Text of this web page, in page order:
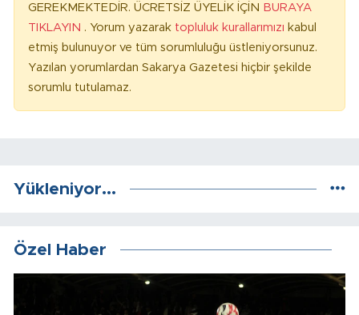
GEREKMEKTEDİR. ÜCRETSİZ ÜYELİK İÇİN BURAYA
TIKLAYIN . Yorum yazarak topluluk kurallarımızı kabul
etmiş bulunuyor ve tüm sorumluluğu üstleniyorsunuz.
Yazılan yorumlardan Sakarya Gazetesi hiçbir şekilde
sorumlu tutulamaz.
Yükleniyor...
Özel Haber